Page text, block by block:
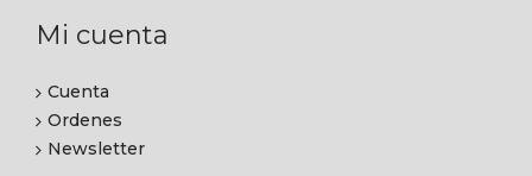
Mi cuenta
Cuenta
Ordenes
Newsletter